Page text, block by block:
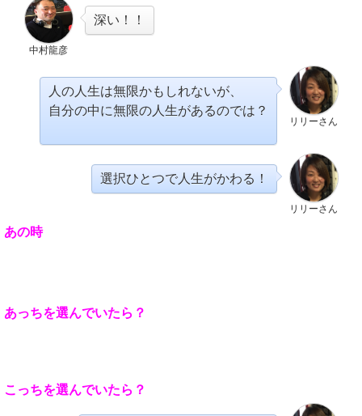
中村龍彦
深い！！
リリーさん
人の人生は無限かもしれないが、
自分の中に無限の人生があるのでは？
リリーさん
選択ひとつで人生がかわる！
あの時
あっちを選んでいたら？
こっちを選んでいたら？